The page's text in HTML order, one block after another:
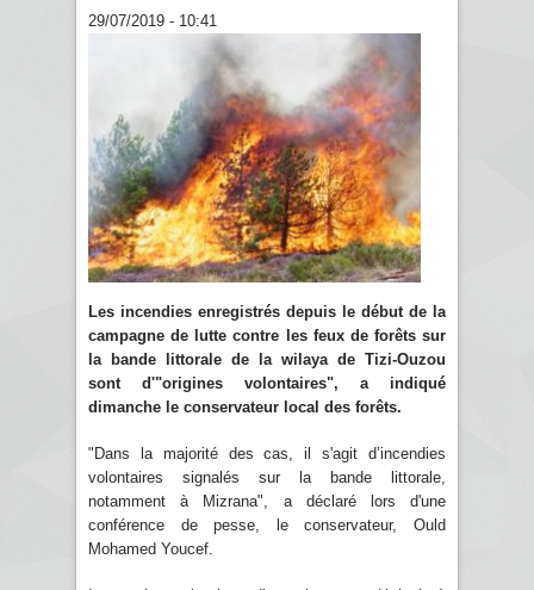
29/07/2019 - 10:41
Les incendies enregistrés depuis le début de la
campagne de lutte contre les feux de forêts sur
la bande littorale de la wilaya de Tizi-Ouzou
sont d'"origines volontaires", a indiqué
dimanche le conservateur local des forêts.
"Dans la majorité des cas, il s'agit d’incendies
volontaires signalés sur la bande littorale,
notamment à Mizrana", a déclaré lors d'une
conférence de pesse, le conservateur, Ould
Mohamed Youcef.